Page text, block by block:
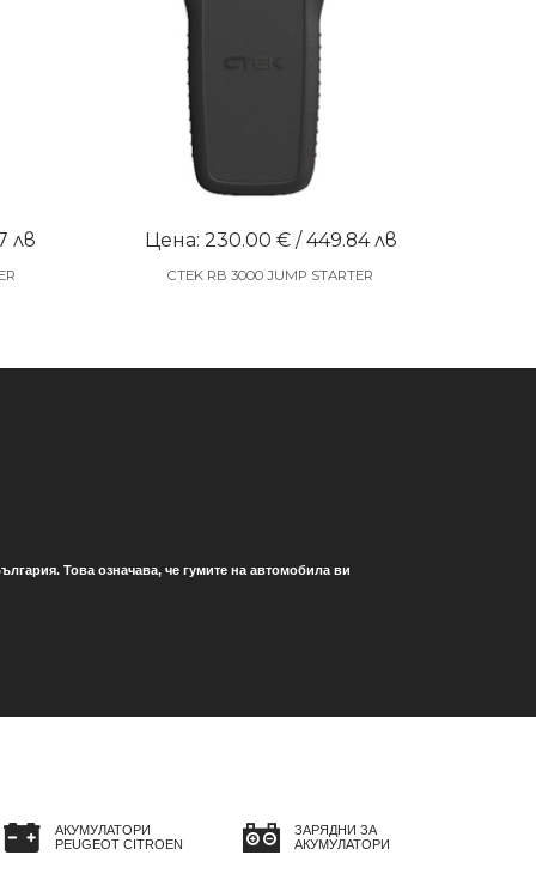
лв Цена: 230.00 € / 449.84 лв
CTEK RB 3000 JUMP STARTER
Това означава, че гумите на автомобила ви
АКУМУЛАТОРИ
PEUGEOT CITROEN
ЗАРЯДНИ ЗА
АКУМУЛАТОРИ